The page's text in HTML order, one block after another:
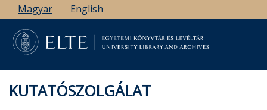
Ugrás
a
tartalomra
Magyar English
KUTATÓSZOLGÁLAT